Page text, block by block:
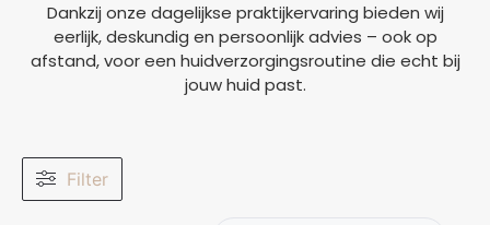
Dankzij onze dagelijkse praktijkervaring bieden wij
eerlijk, deskundig en persoonlijk advies – ook op
afstand, voor een huidverzorgingsroutine die echt bij
jouw huid past.
Filter